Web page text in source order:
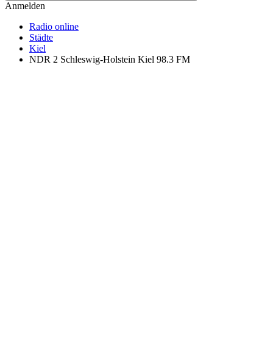
Anmelden
Radio online
Städte
Kiel
NDR 2 Schleswig-Holstein Kiel 98.3 FM